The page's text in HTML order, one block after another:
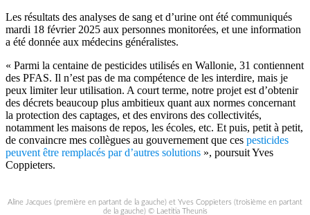
Les résultats des analyses de sang et d’urine ont été communiqués
mardi 18 février 2025 aux personnes monitorées, et une information
a été donnée aux médecins généralistes.
« Parmi la centaine de pesticides utilisés en Wallonie, 31 contiennent
des PFAS. Il n’est pas de ma compétence de les interdire, mais je
peux limiter leur utilisation. A court terme, notre projet est d’obtenir
des décrets beaucoup plus ambitieux quant aux normes concernant
la protection des captages, et des environs des collectivités,
notamment les maisons de repos, les écoles, etc. Et puis, petit à petit,
de convaincre mes collègues au gouvernement que ces pesticides
peuvent être remplacés par d’autres solutions », poursuit Yves
Coppieters.
Aline Jacques (première en partant de la gauche) et Yves Coppieters (troisième en partant
de la gauche) © Laetitia Theunis